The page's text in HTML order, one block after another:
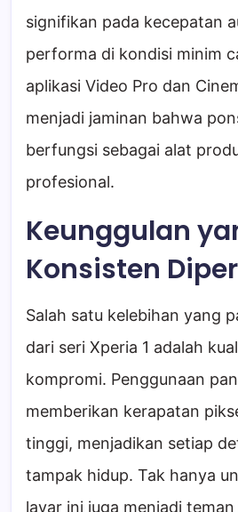
signifikan pada kecepatan
performa di kondisi minim
aplikasi Video Pro dan
menjadi jaminan bahwa
berfungsi sebagai alat
profesional.
Keunggulan
Konsisten
Salah satu kelebihan yang
dari seri Xperia 1 adalah
kompromi. Penggunaan
memberikan kerapatan
tinggi, menjadikan setiap
tampak hidup. Tak hanya
layar ini juga menjadi